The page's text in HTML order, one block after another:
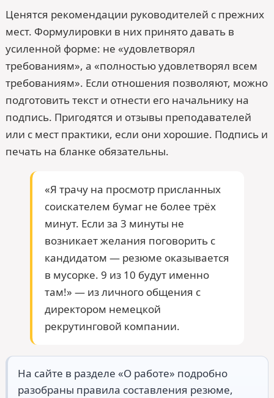
Ценятся рекомендации руководителей с прежних
мест. Формулировки в них принято давать в
усиленной форме: не «удовлетворял
требованиям», а «полностью удовлетворял всем
требованиям». Если отношения позволяют, можно
подготовить текст и отнести его начальнику на
подпись. Пригодятся и отзывы преподавателей
или с мест практики, если они хорошие. Подпись и
печать на бланке обязательны.
«Я трачу на просмотр присланных
соискателем бумаг не более трёх
минут. Если за 3 минуты не
возникает желания поговорить с
кандидатом — резюме оказывается
в мусорке. 9 из 10 будут именно
там!» — из личного общения с
директором немецкой
рекрутинговой компании.
На сайте в разделе «О работе» подробно
разобраны правила составления резюме,